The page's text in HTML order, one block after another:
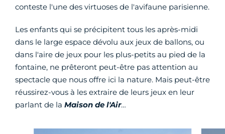
conteste l'une des virtuoses de l'avifaune parisienne.
Les enfants qui se précipitent tous les après-midi
dans le large espace dévolu aux jeux de ballons, ou
dans l'aire de jeux pour les plus-petits au pied de la
fontaine, ne prêteront peut-être pas attention au
spectacle que nous offre ici la nature. Mais peut-être
réussirez-vous à les extraire de leurs jeux en leur
parlant de la Maison de l'Air…